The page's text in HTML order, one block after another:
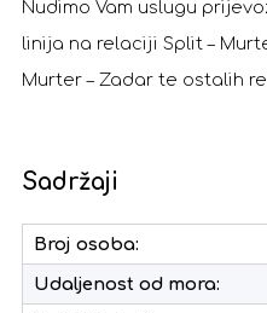
Nudimo Vam uslugu
linija na relaciji Split –
Murter – Zadar te ostalih
Sadržaji
Broj osoba:
Udaljenost od mora: